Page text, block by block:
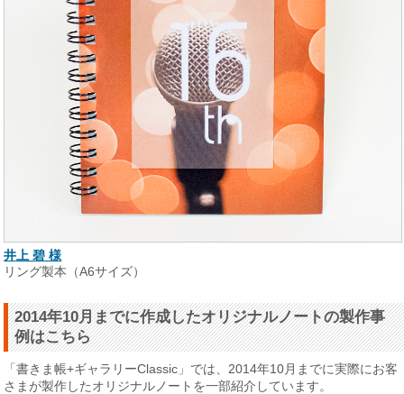
井上 碧 様
リング製本（A6サイズ）
2014年10月までに作成したオリジナルノートの製作事
例はこちら
「書きま帳+ギャラリーClassic」では、2014年10月までに実際にお客
さまが製作したオリジナルノートを一部紹介しています。